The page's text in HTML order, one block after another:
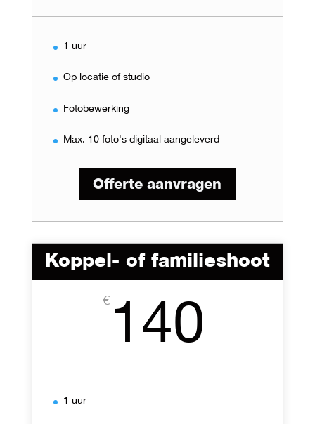
1 uur
Op locatie of studio
Fotobewerking
Max. 10 foto's digitaal aangeleverd
Offerte aanvragen
Koppel- of familieshoot
€ 140
1 uur